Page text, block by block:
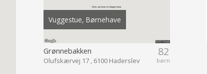
Vuggestue, Børnehave
82
børn
Grønnebakken
Olufskærvej 17 , 6100 Haderslev